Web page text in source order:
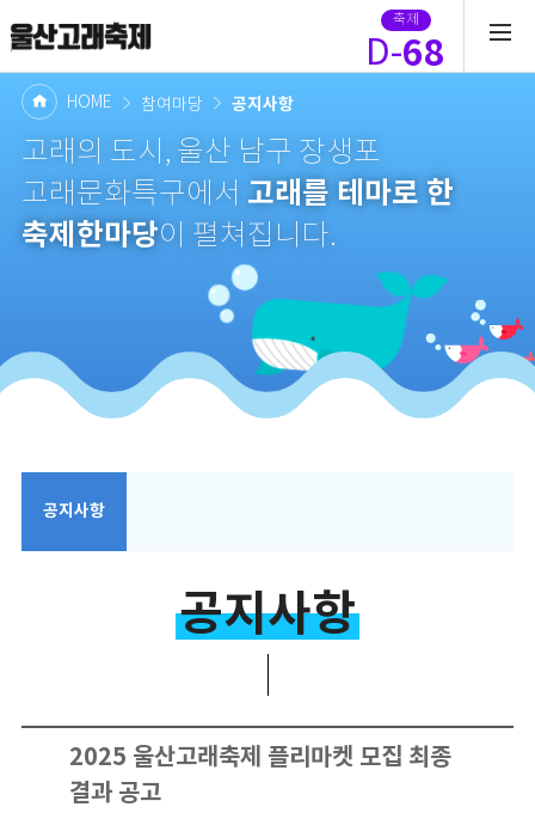
축제
D-68
HOME 참여마당 공지사항
고래의 도시, 울산 남구 장생포
고래문화특구에서 고래를 테마로 한
축제한마당이 펼쳐집니다.
공지사항
공지사항
2025 울산고래축제 플리마켓 모집 최종
결과 공고